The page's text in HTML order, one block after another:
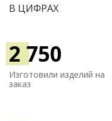
В ЦИФРАХ
2 750
Изготовили изделий на
заказ